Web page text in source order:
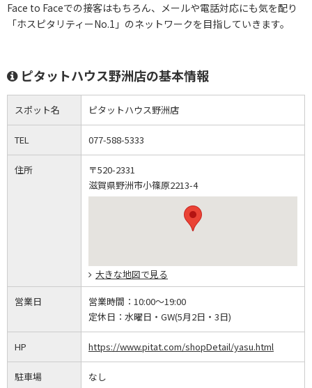
Face to Faceでの接客はもちろん、メールや電話対応にも気を配り
「ホスピタリティーNo.1」のネットワークを目指していきます。
ピタットハウス野洲店の基本情報
スポット名 ピタットハウス野洲店
TEL 077-588-5333
住所
〒520-2331
滋賀県野洲市小篠原2213-4
大きな地図で見る
営業日 営業時間： 10:00～19:00
定休日： 水曜日・GW(5月2日・3日)
HP https://www.pitat.com/shopDetail/yasu.html
駐車場 なし